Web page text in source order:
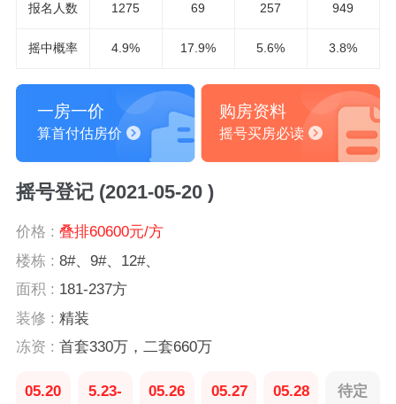
报名 人数 1275 69 257 949
摇中概率 4.9% 17.9% 5.6% 3.8%
一房一价
算首付估房价
购房资料
摇号买房必读
摇号登记 (2021-05-20 )
价格 : 叠排60600元/方
楼栋 : 8#、9#、12#、
面积 : 181-237方
装修 : 精装
冻资 : 首套330万，二套660万
05.20
5.23-
05.26 05.27
05.28
待定